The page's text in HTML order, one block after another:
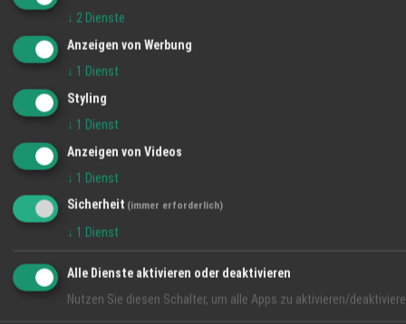
Giedemann Stuckateur UG
Als professioneller Stuckateur Fachbetrieb
mit über zwazigjähriger Erfahrung sind wir Ihr
geben wir Ihnen einen kleinen Einblick in
unsere tägliche Arbeit. Sollten Sie Fragen
haben oder eine Beratung wünschen können
Sie gerne Kontakt mit uns aufnehmen. Viel
WETTER LAHR
19 °C
Klarer Himmel
40 % NO 6 km/h
SA SO MO
↓ 2 Dienste
Anzeigen von Werbung
↓ 1 Dienst
Styling
↓ 1 Dienst
Anzeigen von Videos
↓ 1 Dienst
Sicherheit (immer erforderlich)
↓ 1 Dienst
Alle Dienste aktivieren oder deaktivieren
Nutzen Sie diesen Schalter, um alle Apps zu aktivieren/